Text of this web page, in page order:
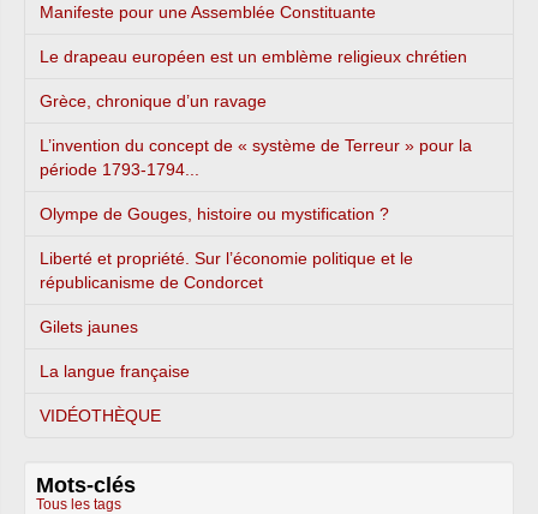
Manifeste pour une Assemblée Constituante
Le drapeau européen est un emblème religieux chrétien
Grèce, chronique d’un ravage
L’invention du concept de « système de Terreur » pour la
période 1793-1794...
Olympe de Gouges, histoire ou mystification ?
Liberté et propriété. Sur l’économie politique et le
républicanisme de Condorcet
Gilets jaunes
La langue française
VIDÉOTHÈQUE
Mots-clés
Tous les tags